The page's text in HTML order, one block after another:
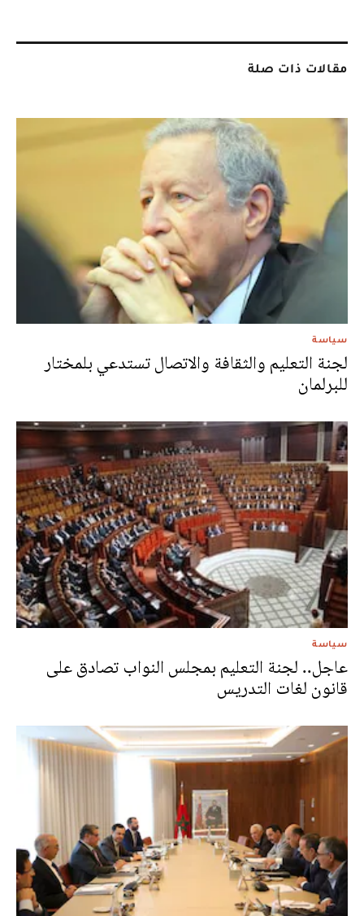
مقالات ذات صلة
سياسة
لجنة التعليم والثقافة والاتصال تستدعي بلمختار
للبرلمان
سياسة
عاجل.. لجنة التعليم بمجلس النواب تصادق على
قانون لغات التدريس